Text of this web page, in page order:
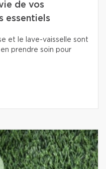
de vos
essentiels
et le lave-vaisselle sont
prendre soin pour